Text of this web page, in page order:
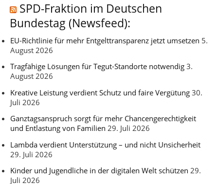
SPD-Fraktion im Deutschen
Bundestag (Newsfeed):
EU-Richtlinie für mehr Entgelttransparenz jetzt umsetzen 5.
August 2026
Tragfähige Lösungen für Tegut-Standorte notwendig 3.
August 2026
Kreative Leistung verdient Schutz und faire Vergütung 30.
Juli 2026
Ganztagsanspruch sorgt für mehr Chancengerechtigkeit
und Entlastung von Familien 29. Juli 2026
Lambda verdient Unterstützung – und nicht Unsicherheit
29. Juli 2026
Kinder und Jugendliche in der digitalen Welt schützen 29.
Juli 2026